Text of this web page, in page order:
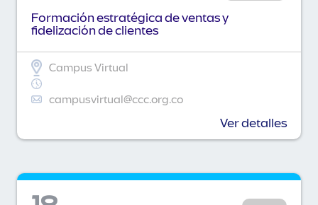
Formación estratégica de ventas y
fidelización de clientes
Campus Virtual
campusvirtual@ccc.org.co
Ver detalles